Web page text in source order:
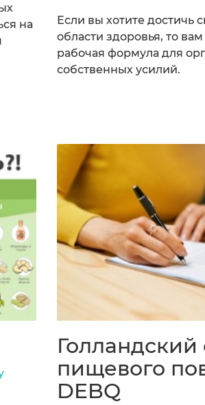
на
Если вы хотите достичь
области здоровья, то
рабочая формула для
собственных усилий.
пищевого
DEBQ